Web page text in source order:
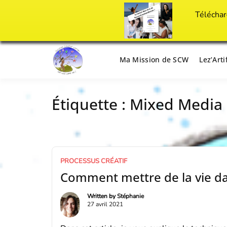
Passer
Success
Il est temps d'ART'ivez votre vie !
Ma Mission de SCW
Étiquette : Mixed Media
PROCESSUS CRÉATIF
Comment mettre de la vie
Written byStéphanie
27 avril 2021